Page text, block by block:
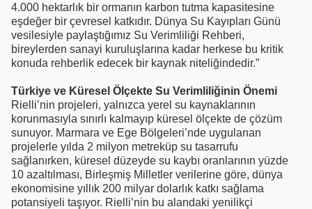
4.000 hektarlık bir ormanın karbon tutma kapasitesine
eşdeğer bir çevresel katkıdır. Dünya Su Kayıpları Günü
vesilesiyle paylaştığımız Su Verimliliği Rehberi,
bireylerden sanayi kuruluşlarına kadar herkese bu kritik
konuda rehberlik edecek bir kaynak niteliğindedir.”
Türkiye ve Küresel Ölçekte Su Verimliliğinin Önemi
Rielli’nin projeleri, yalnızca yerel su kaynaklarının
korunmasıyla sınırlı kalmayıp küresel ölçekte de çözüm
sunuyor. Marmara ve Ege Bölgeleri’nde uygulanan
projelerle yılda 2 milyon metreküp su tasarrufu
sağlanırken, küresel düzeyde su kaybı oranlarının yüzde
10 azaltılması, Birleşmiş Milletler verilerine göre, dünya
ekonomisine yıllık 200 milyar dolarlık katkı sağlama
potansiyeli taşıyor. Rielli’nin bu alandaki yenilikçi